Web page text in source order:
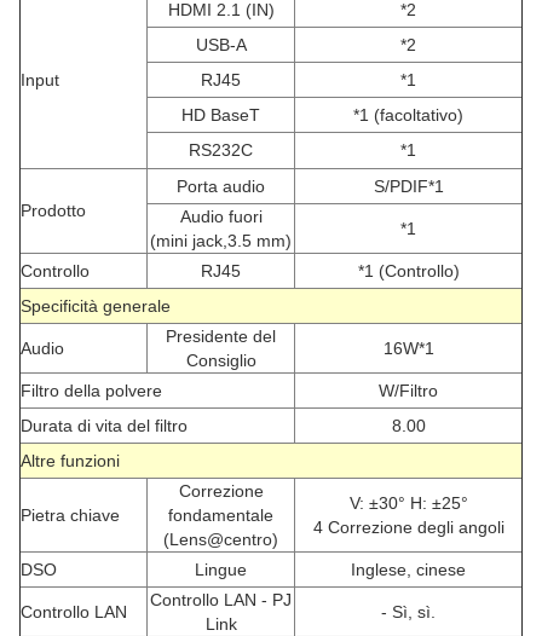
Input
HDMI 2.1 (IN)
*2
USB-A
*2
RJ45
*1
HD BaseT
*1 (facoltativo)
RS232C
*1
Prodotto
Porta audio
S/PDIF*1
Audio fuori
(mini jack,3.5 mm)
*1
Controllo RJ45
*1 (Controllo)
Specificità generale
Audio
Presidente del
Consiglio
16W*1
Filtro della polvere
W/Filtro
Durata di vita del filtro
8.00
Altre funzioni
Pietra chiave
Correzione
fondamentale
(Lens@centro)
V: ±30° H: ±25°
4 Correzione degli angoli
DSO Lingue Inglese, cinese
Controllo LAN
Controllo LAN - PJ
Link
- Sì, sì.